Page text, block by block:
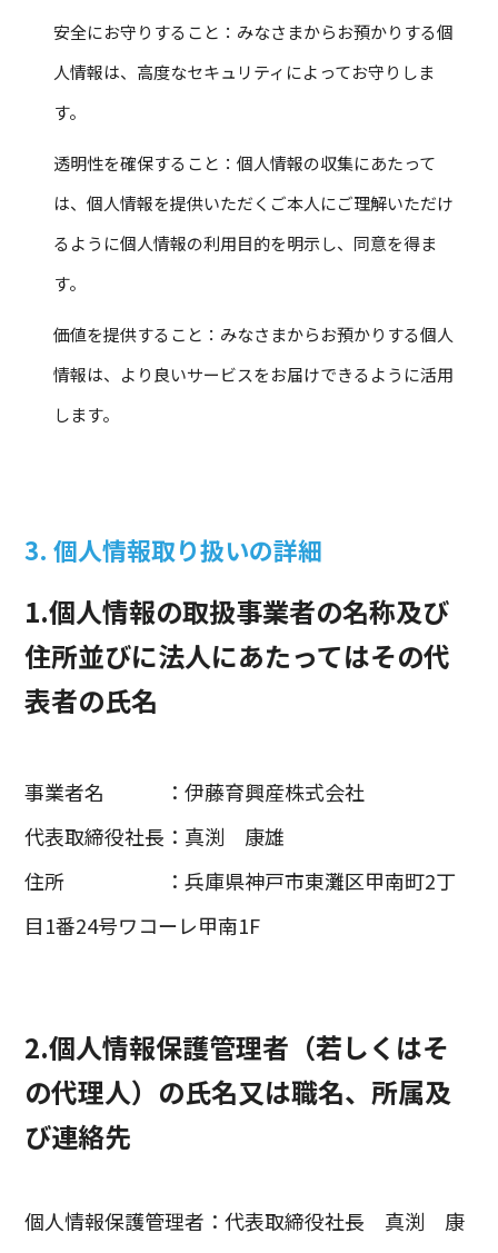
安全にお守りすること：みなさまからお預かりする個
人情報は、高度なセキュリティによってお守りしま
す。
透明性を確保すること：個人情報の収集にあたって
は、個人情報を提供いただくご本人にご理解いただけ
るように個人情報の利用目的を明示し、同意を得ま
す。
価値を提供すること：みなさまからお預かりする個人
情報は、より良いサービスをお届けできるように活用
します。
3. 個人情報取り扱いの詳細
1.個人情報の取扱事業者の名称及び
住所並びに法人にあたってはその代
表者の氏名
事業者名 ：伊藤育興産株式会社
代表取締役社長：真渕 康雄
住所 ：兵庫県神戸市東灘区甲南町2丁
目1番24号ワコーレ甲南1F
2.個人情報保護管理者（若しくはそ
の代理人）の氏名又は職名、所属及
び連絡先
個人情報保護管理者：代表取締役社長 真渕 康